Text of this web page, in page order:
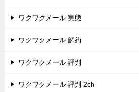
ワクワクメール 実態
ワクワクメール 解約
ワクワクメール 評判
ワクワクメール 評判 2ch